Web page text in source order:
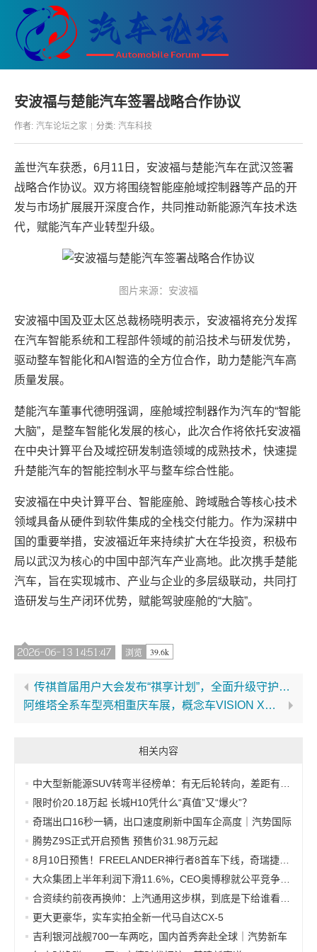
安波福与楚能汽车签署战略合作协议
作者: 汽车论坛之家 分类: 汽车科技
盖世汽车获悉，6月11日，安波福与楚能汽车在武汉签署
战略合作协议。双方将围绕智能座舱域控制器等产品的开
发与市场扩展展开深度合作，共同推动新能源汽车技术迭
代，赋能汽车产业转型升级。
图片来源：安波福
安波福中国及亚太区总裁杨晓明表示，安波福将充分发挥
在汽车智能系统和工程部件领域的前沿技术与研发优势，
驱动整车智能化和AI智造的全方位合作，助力楚能汽车高
质量发展。
楚能汽车董事代德明强调，座舱域控制器作为汽车的“智能
大脑”，是整车智能化发展的核心，此次合作将依托安波福
在中央计算平台及域控研发制造领域的成熟技术，快速提
升楚能汽车的智能控制水平与整车综合性能。
安波福在中央计算平台、智能座舱、跨域融合等核心技术
领域具备从硬件到软件集成的全栈交付能力。作为深耕中
国的重要举措，安波福近年来持续扩大在华投资，积极布
局以武汉为核心的中国中部汽车产业高地。此次携手楚能
汽车，旨在实现城市、产业与企业的多层级联动，共同打
造研发与生产闭环优势，赋能驾驶座舱的“大脑”。
2026-06-13 14:51:47 浏览 39.6k
传祺首届用户大会发布“祺享计划”，全面升级守护家庭美好出行
阿维塔全系车型亮相重庆车展，概念车VISION XPECTRA山城首秀
相关内容
中大型新能源SUV转弯半径榜单：有无后轮转向，差距有多大？
限时价20.18万起 长城H10凭什么“真值”又“爆火”？
奇瑞出口16秒一辆，出口速度刷新中国车企高度｜汽势国际
腾势Z9S正式开启预售 预售价31.98万元起
8月10日预售！FREELANDER神行者8首车下线，奇瑞捷豹路虎全速迈入新能源时代
大众集团上半年利润下滑11.6%，CEO奥博穆就公平竞争表态
合资续约前夜再换帅：上汽通用这步棋，到底是下给谁看的？
更大更豪华，实车实拍全新一代马自达CX-5
吉利银河战舰700一车两吃，国内首秀奔赴全球｜汽势新车